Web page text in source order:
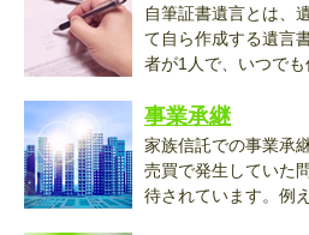
自筆証書遺言とは、
て自ら作成する遺言
者が1人で、いつでも
事業承継
家族信託での事業承
売買で発生していた
待されています。例